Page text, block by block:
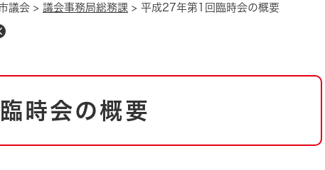
子育て
・健康・生活 生涯学習・スポーツ
入札・契約情報 まちづくり・協働
環境 福祉・介護
観光スポット
市の概要 総合計画
市政 職員採用情報
市役所・施設の案内
オープンデータ
議会 > 議会事務局総務課 > 平成27年第1回臨時会の概要
時会の概要